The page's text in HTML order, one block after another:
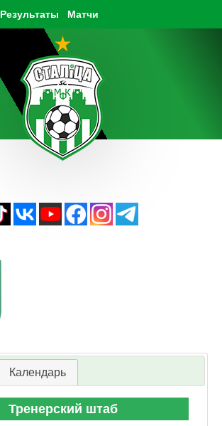
Результаты Матчи
Календарь
Тренерский штаб